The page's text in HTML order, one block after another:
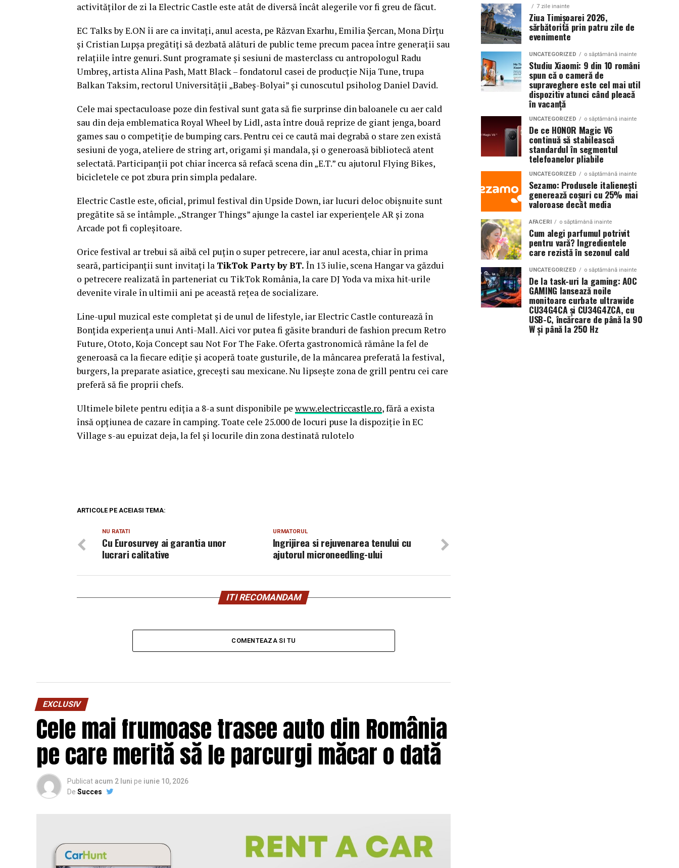
activităților de zi la Electric Castle este atât de diversă încât alegerile vor fi greu de făcut.
EC Talks by E.ON îi are ca invitați, anul acesta, pe Răzvan Exarhu, Emilia Șercan, Mona Dîrțu
și Cristian Lupșa pregătiți să dezbată alături de public teme precum pacea între generații sau
relațiile între genuri. Sunt programate și sesiuni de masterclass cu antropologul Radu
Umbreș, artista Alina Pash, Matt Black – fondatorul casei de producție Nija Tune, trupa
Balkan Taksim, rectorul Universității „Babeș-Bolyai” și cunoscutul psiholog Daniel David.
Cele mai spectaculoase poze din festival sunt gata să fie surprinse din baloanele cu aer cald
sau din deja emblematica Royal Wheel by Lidl, asta între două reprize de giant jenga, board
games sau o competiție de bumping cars. Pentru cei ce caută mai degrabă o stare zen există
sesiuni de yoga, ateliere de string art, origami și mandala, și o generoasă bibliotecă atent
selectată. Participanții pot chiar încerca să refacă scena din „E.T.” cu ajutorul Flying Bikes,
bicicletele ce pot zbura prin simpla pedalare.
Electric Castle este, oficial, primul festival din Upside Down, iar lucuri deloc obișnuite sunt
pregătite să se întâmple. „Stranger Things” ajunge la castel iar experiențele AR și zona
Arcade pot fi copleșitoare.
Orice festival ar trebui să aibă cel puțin o super petrecere, iar anul acesta, chiar în prima
seară, participanții sunt invitați la TikTok Party by BT. În 13 iulie, scena Hangar va găzdui
o petrecere realizată în parteneriat cu TikTok România, la care DJ Yoda va mixa hit-urile
devenite virale în ultimii ani pe această rețea de socializare.
Line-upul muzical este completat și de unul de lifestyle, iar Electric Castle conturează în
Bonțida experiența unui Anti-Mall. Aici vor putea fi găsite branduri de fashion precum Retro
Future, Ototo, Koja Concept sau Not For The Fake. Oferta gastronomică rămâne la fel de
generoasă ca la fiecare ediție și acoperă toate gusturile, de la mâncarea preferată la festival,
burgers, la preparate asiatice, grecești sau mexicane. Nu lipsește zona de grill pentru cei care
preferă să fie proprii chefs.
Ultimele bilete pentru ediția a 8-a sunt disponibile pe www.electriccastle.ro, fără a exista
însă opțiunea de cazare în camping. Toate cele 25.000 de locuri puse la dispoziție în EC
Village s-au epuizat deja, la fel și locurile din zona destinată rulotelo
ARTICOLE PE ACEIASI TEMA:
URMATORUL
Ingrijirea si rejuvenarea tenului cu
ajutorul microneedling-ului
NU RATATI
Cu Eurosurvey ai garantia unor
lucrari calitative
ITI RECOMANDAM
COMENTEAZA SI TU
EXCLUSIV
Cele mai frumoase trasee auto din România
pe care merită să le parcurgi măcar o dată
Publicat acum 2 luni pe iunie 10, 2026
De Succes
7 zile inainte
Ziua Timișoarei 2026,
sărbătorită prin patru zile de
evenimente
UNCATEGORIZED o săptămână inainte
Studiu Xiaomi: 9 din 10 români
spun că o cameră de
supraveghere este cel mai util
dispozitiv atunci când pleacă
în vacanță
UNCATEGORIZED o săptămână inainte
De ce HONOR Magic V6
continuă să stabilească
standardul în segmentul
telefoanelor pliabile
UNCATEGORIZED o săptămână inainte
Sezamo: Produsele italienești
generează coșuri cu 25% mai
valoroase decât media
AFACERI o săptămână inainte
Cum alegi parfumul potrivit
pentru vară? Ingredientele
care rezistă în sezonul cald
UNCATEGORIZED o săptămână inainte
De la task-uri la gaming: AOC
GAMING lansează noile
monitoare curbate ultrawide
CU34G4CA și CU34G4ZCA, cu
USB-C, încărcare de până la 90
W și până la 250 Hz